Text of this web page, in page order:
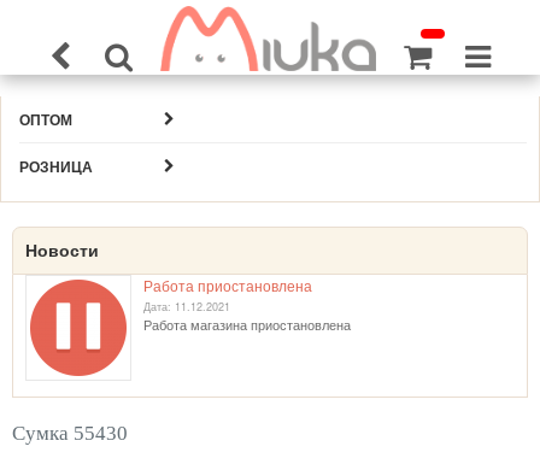
ОПТОМ
РОЗНИЦА
Новости
Работа приостановлена
Дата: 11.12.2021
Работа магазина приостановлена
Сумка 55430